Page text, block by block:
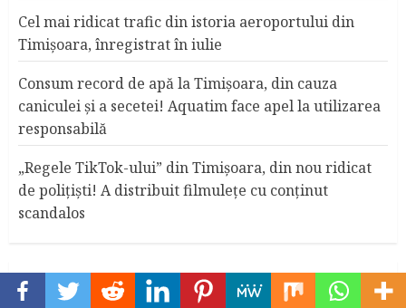
Cel mai ridicat trafic din istoria aeroportului din
Timişoara, înregistrat în iulie
Consum record de apă la Timişoara, din cauza
caniculei şi a secetei! Aquatim face apel la utilizarea
responsabilă
„Regele TikTok-ului” din Timişoara, din nou ridicat
de poliţişti! A distribuit filmuleţe cu conţinut
scandalos
ARHIVĂ